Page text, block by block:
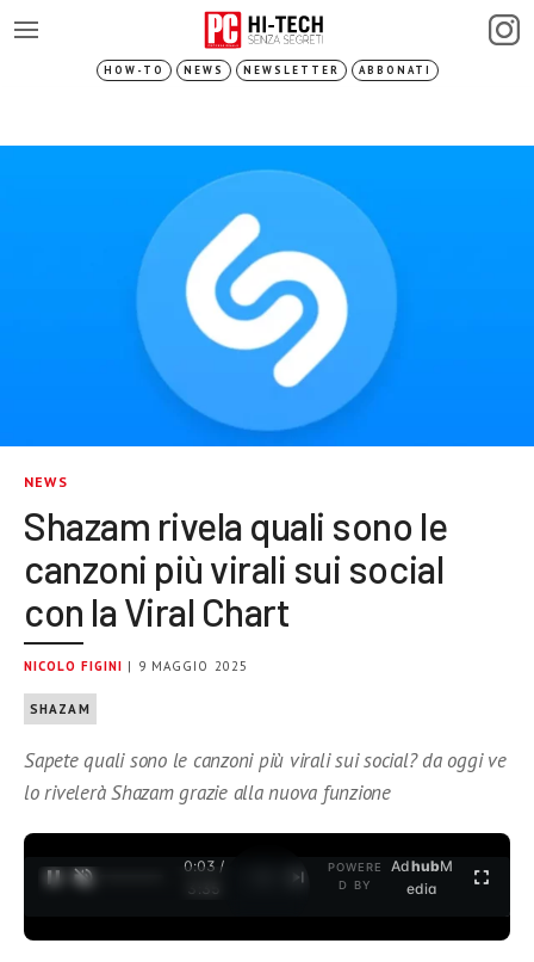
HOW-TO NEWS NEWSLETTER ABBONATI
NEWS
Shazam rivela quali sono le
canzoni più virali sui social
con la Viral Chart
NICOLO FIGINI | 9 MAGGIO 2025
SHAZAM
Sapete quali sono le canzoni più virali sui social? da oggi ve
lo rivelerà Shazam grazie alla nuova funzione
0:04 /
3:35
POWERE
D BY
AdhubM
edia